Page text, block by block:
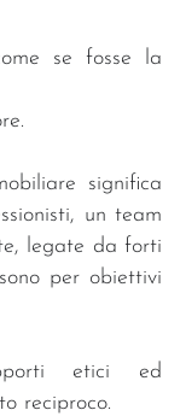
se fosse la
significa
un team
legate da forti
per obiettivi
etici ed
reciproco.